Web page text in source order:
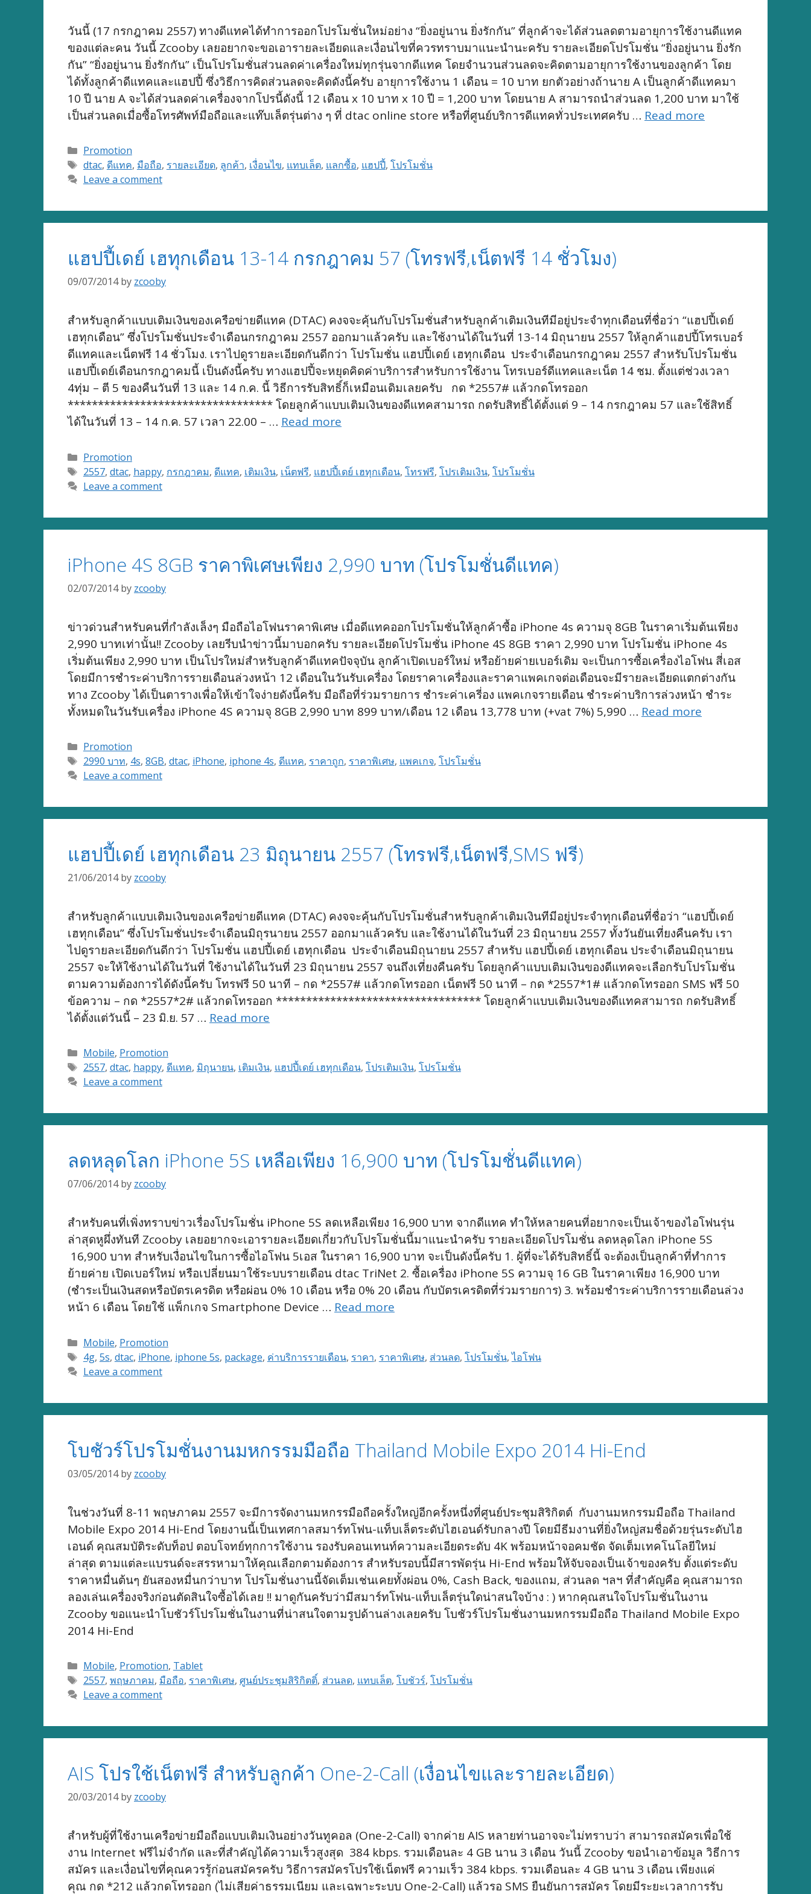
วันนี้ (17 กรกฎาคม 2557) ทางดีแทคได้ทำการออกโปรโมชั่นใหม่อย่าง “ยิ่งอยู่นาน ยิ่งรักกัน” ที่ลูกค้าจะได้ส่วนลดตามอายุการใช้งานดีแทค
ของแต่ละคน วันนี้ Zcooby เลยอยากจะขอเอารายละเอียดและเงื่อนไขที่ควรทราบมาแนะนำนะครับ รายละเอียดโปรโมชั่น “ยิ่งอยู่นาน ยิ่งรัก
กัน” “ยิ่งอยู่นาน ยิ่งรักกัน” เป็นโปรโมชั่นส่วนลดค่าเครื่องใหม่ทุกรุ่นจากดีแทค โดยจำนวนส่วนลดจะคิดตามอายุการใช้งานของลูกค้า โดย
ได้ทั้งลูกค้าดีแทคและแฮปปี้ ซึ่งวิธีการคิดส่วนลดจะคิดดังนี้ครับ อายุการใช้งาน 1 เดือน = 10 บาท ยกตัวอย่างถ้านาย A เป็นลูกค้าดีแทคมา
10 ปี นาย A จะได้ส่วนลดค่าเครื่องจากโปรนี้ดังนี้ 12 เดือน x 10 บาท x 10 ปี = 1,200 บาท โดยนาย A สามารถนำส่วนลด 1,200 บาท มาใช้
เป็นส่วนลดเมื่อซื้อโทรศัพท์มือถือและแท๊บเล็ตรุ่นต่าง ๆ ที่ dtac online store หรือที่ศูนย์บริการดีแทคทั่วประเทศครับ … Read more
Categories
Promotion
Tags
dtac, ดีแทค, มือถือ, รายละเอียด, ลูกค้า, เงื่อนไข, แทบเล็ต, แลกซื้อ, แฮปปี้, โปรโมชั่น
Leave a comment
แฮปปี้เดย์ เฮทุกเดือน 13-14 กรกฎาคม 57 (โทรฟรี,เน็ตฟรี 14 ชั่วโมง)
09/07/2014 by zcooby
สำหรับลูกค้าแบบเติมเงินของเครือข่ายดีแทค (DTAC) คงจจะคุ้นกับโปรโมชั่นสำหรับลูกค้าเติมเงินทีมีอยู่ประจำทุกเดือนที่ชื่อว่า “แฮปปี้เดย์
เฮทุกเดือน” ซึ่งโปรโมชั่นประจำเดือนกรกฎาคม 2557 ออกมาแล้วครับ และใช้งานได้ในวันที่ 13-14 มิถุนายน 2557 ให้ลูกค้าแฮปปี้โทรเบอร์
ดีแทคและเน็ตฟรี 14 ชั่วโมง. เราไปดูรายละเอียดกันดีกว่า โปรโมชั่น แฮปปี้เดย์ เฮทุกเดือน ประจำเดือนกรกฎาคม 2557 สำหรับโปรโมชั่น
แฮปปี้เดย์เดือนกรกฎาคมนี้ เป็นดังนี้ครับ ทางแฮปปี้จะหยุดคิดค่าบริการสำหรับการใช้งาน โทรเบอร์ดีแทคและเน็ต 14 ชม. ตั้งแต่ช่วงเวลา
4ทุ่ม – ตี 5 ของคืนวันที่ 13 และ 14 ก.ค. นี้ วิธีการรับสิทธิ์ก็เหมือนเดิมเลยครับ กด *2557# แล้วกดโทรออก
********************************** โดยลูกค้าแบบเติมเงินของดีแทคสามารถ กดรับสิทธิ์ได้ตั้งแต่ 9 – 14 กรกฎาคม 57 และใช้สิทธิ์
ได้ในวันที่ 13 – 14 ก.ค. 57 เวลา 22.00 – … Read more
Categories
Promotion
Tags
2557, dtac, happy, กรกฎาคม, ดีแทค, เติมเงิน, เน็ตฟรี, แฮปปี้เดย์ เฮทุกเดือน, โทรฟรี, โปรเติมเงิน, โปรโมชั่น
Leave a comment
iPhone 4S 8GB ราคาพิเศษเพียง 2,990 บาท (โปรโมชั่นดีแทค)
02/07/2014 by zcooby
ข่าวด่วนสำหรับคนที่กำลังเล็งๆ มือถือไอโฟนราคาพิเศษ เมื่อดีแทคออกโปรโมชั่นให้ลูกค้าซื้อ iPhone 4s ความจุ 8GB ในราคาเริ่มต้นเพียง
2,990 บาทเท่านั้น!! Zcooby เลยรีบนำข่าวนี้มาบอกครับ รายละเอียดโปรโมชั่น iPhone 4S 8GB ราคา 2,990 บาท โปรโมชั่น iPhone 4s
เริ่มต้นเพียง 2,990 บาท เป็นโปรใหม่สำหรับลูกค้าดีแทคปัจจุบัน ลูกค้าเปิดเบอร์ใหม่ หรือย้ายค่ายเบอร์เดิม จะเป็นการซื้อเครื่องไอโฟน สี่เอส
โดยมีการชำระค่าบริการรายเดือนล่วงหน้า 12 เดือนในวันรับเครื่อง โดยราคาเครื่องและราคาแพคเกจต่อเดือนจะมีรายละเอียดแตกต่างกัน
ทาง Zcooby ได้เป็นตารางเพื่อให้เข้าใจง่ายดังนี้ครับ มือถือที่ร่วมรายการ ชำระค่าเครี่อง แพคเกจรายเดือน ชำระค่าบริการล่วงหน้า ชำระ
ทั้งหมดในวันรับเครื่อง iPhone 4S ความจุ 8GB 2,990 บาท 899 บาท/เดือน 12 เดือน 13,778 บาท (+vat 7%) 5,990 … Read more
Categories
Promotion
Tags
2990 บาท, 4s, 8GB, dtac, iPhone, iphone 4s, ดีแทค, ราคาถูก, ราคาพิเศษ, แพคเกจ, โปรโมชั่น
Leave a comment
แฮปปี้เดย์ เฮทุกเดือน 23 มิถุนายน 2557 (โทรฟรี,เน็ตฟรี,SMS ฟรี)
21/06/2014 by zcooby
สำหรับลูกค้าแบบเติมเงินของเครือข่ายดีแทค (DTAC) คงจจะคุ้นกับโปรโมชั่นสำหรับลูกค้าเติมเงินทีมีอยู่ประจำทุกเดือนที่ชื่อว่า “แฮปปี้เดย์
เฮทุกเดือน” ซึ่งโปรโมชั่นประจำเดือนมิถุรนายน 2557 ออกมาแล้วครับ และใช้งานได้ในวันที่ 23 มิถุนายน 2557 ทั้งวันยันเที่ยงคืนครับ เรา
ไปดูรายละเอียดกันดีกว่า โปรโมชั่น แฮปปี้เดย์ เฮทุกเดือน ประจำเดือนมิถุนายน 2557 สำหรับ แฮปปี้เดย์ เฮทุกเดือน ประจำเดือนมิถุนายน
2557 จะให้ใช้งานได้ในวันที่ ใช้งานได้ในวันที่ 23 มิถุนายน 2557 จนถึงเที่ยงคืนครับ โดยลูกค้าแบบเติมเงินของดีแทคจะเลือกรับโปรโมชั่น
ตามความต้องการได้ดังนี้ครับ โทรฟรี 50 นาที – กด *2557# แล้วกดโทรออก เน็ตฟรี 50 นาที – กด *2557*1# แล้วกดโทรออก SMS ฟรี 50
ข้อความ – กด *2557*2# แล้วกดโทรออก ********************************** โดยลูกค้าแบบเติมเงินของดีแทคสามารถ กดรับสิทธิ์
ได้ตั้งแต่วันนี้ – 23 มิ.ย. 57 … Read more
Categories
Mobile, Promotion
Tags
2557, dtac, happy, ดีแทค, มิถุนายน, เติมเงิน, แฮปปี้เดย์ เฮทุกเดือน, โปรเติมเงิน, โปรโมชั่น
Leave a comment
ลดหลุดโลก iPhone 5S เหลือเพียง 16,900 บาท (โปรโมชั่นดีแทค)
07/06/2014 by zcooby
สำหรับคนที่เพิ่งทราบข่าวเรื่องโปรโมชั่น iPhone 5S ลดเหลือเพียง 16,900 บาท จากดีแทค ทำให้หลายคนที่อยากจะเป็นเจ้าของไอโฟนรุ่น
ล่าสุดหูผึ่งทันที Zcooby เลยอยากจะเอารายละเอียดเกี่ยวกับโปรโมชั่นนี้มาแนะนำครับ รายละเอียดโปรโมชั่น ลดหลุดโลก iPhone 5S
16,900 บาท สำหรับเงื่อนไขในการซื้อไอโฟน 5เอส ในราคา 16,900 บาท จะเป็นดังนี้ครับ 1. ผู้ที่จะได้รับสิทธิ์นี้ จะต้องเป็นลูกค้าที่ทำการ
ย้ายค่าย เปิดเบอร์ใหม่ หรือเปลี่ยนมาใช้ระบบรายเดือน dtac TriNet 2. ซื้อเครื่อง iPhone 5S ความจุ 16 GB ในราคาเพียง 16,900 บาท
(ชำระเป็นเงินสดหรือบัตรเครดิต หรือผ่อน 0% 10 เดือน หรือ 0% 20 เดือน กับบัตรเครดิตที่ร่วมรายการ) 3. พร้อมชำระค่าบริการรายเดือนล่วง
หน้า 6 เดือน โดยใช้ แพ็กเกจ Smartphone Device … Read more
Categories
Mobile, Promotion
Tags
4g, 5s, dtac, iPhone, iphone 5s, package, ค่าบริการรายเดือน, ราคา, ราคาพิเศษ, ส่วนลด, โปรโมชั่น,ไอโฟน
Leave a comment
โบชัวร์โปรโมชั่นงานมหกรรมมือถือ Thailand Mobile Expo 2014 Hi-End
03/05/2014 by zcooby
ในช่วงวันที่ 8-11 พฤษภาคม 2557 จะมีการจัดงานมหกรรมือถือครั้งใหญ่อีกครั้งหนึ่งที่ศูนย์ประชุมสิริกิตต์ กับงานมหกรรมมือถือ Thailand
Mobile Expo 2014 Hi-End โดยงานนี้เป็นเทศกาลสมาร์ทโฟน-แท็บเล็ตระดับไฮเอนด์รับกลางปี โดยมีธีมงานที่ยิ่งใหญ่สมชื่อด้วยรุ่นระดับไฮ
เอนด์ คุณสมบัติระดับท็อป ตอบโจทย์ทุกการใช้งาน รองรับคอนเทนท์ความละเอียดระดับ 4K พร้อมหน้าจอคมชัด จัดเต็มเทคโนโลยีใหม่
ล่าสุด ตามแต่ละแบรนด์จะสรรหามาให้คุณเลือกตามต้องการ สำหรับรอบนี้มีสารพัดรุ่น Hi-End พร้อมให้จับจองเป็นเจ้าของครับ ตั้งแต่ระดับ
ราคาหมื่นต้นๆ ยันสองหมื่นกว่าบาท โปรโมชั่นงานนี้จัดเต็มเช่นเคยทั้งผ่อน 0%, Cash Back, ของแถม, ส่วนลด ฯลฯ ที่สำคัญคือ คุณสามารถ
ลองเล่นเครื่องจริงก่อนตัดสินใจซื้อได้เลย !! มาดูกันครับว่ามีสมาร์ทโฟน-แท็บเล็ตรุ่นใดน่าสนใจบ้าง : ) หากคุณสนใจโปรโมชั่นในงาน
Zcooby ขอแนะนำโบชัวร์โปรโมชั่นในงานที่น่าสนใจตามรูปด้านล่างเลยครับ โบชัวร์โปรโมชั่นงานมหกรรมมือถือ Thailand Mobile Expo
2014 Hi-End
Categories
Mobile, Promotion, Tablet
Tags
2557, พฤษภาคม, มือถือ, ราคาพิเศษ, ศูนย์ประชุมสิริกิตติ์, ส่วนลด, แทบเล็ต, โบชัวร์, โปรโมชั่น
Leave a comment
AIS โปรใช้เน็ตฟรี สำหรับลูกค้า One-2-Call (เงื่อนไขและรายละเอียด)
20/03/2014 by zcooby
สำหรับผู้ที่ใช้งานเครือข่ายมือถือแบบเติมเงินอย่างวันทูคอล (One-2-Call) จากค่าย AIS หลายท่านอาจจะไม่ทราบว่า สามารถสมัครเพื่อใช้
งาน Internet ฟรีไม่จำกัด และที่สำคัญได้ความเร็วสูงสุด 384 kbps. รวมเดือนละ 4 GB นาน 3 เดือน วันนี้ Zcooby ขอนำเอาข้อมูล วิธีการ
สมัคร และเงื่อนไขที่คุณควรรู้ก่อนสมัครครับ วิธีการสมัครโปรใช้เน็ตฟรี ความเร็ว 384 kbps. รวมเดือนละ 4 GB นาน 3 เดือน เพียงแค่
คุณ กด *212 แล้วกดโทรออก (ไม่เสียค่าธรรมเนียม และเฉพาะระบบ One-2-Call) แล้วรอ SMS ยืนยันการสมัคร โดยมีระยะเวลาการรับ